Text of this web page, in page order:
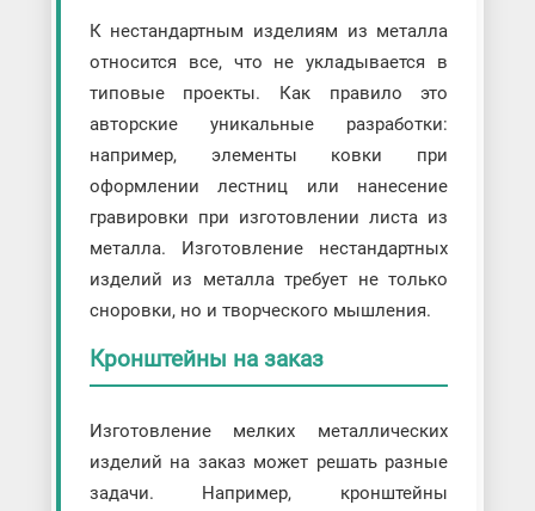
К нестандартным изделиям из металла
относится все, что не укладывается в
типовые проекты. Как правило это
авторские уникальные разработки:
например, элементы ковки при
оформлении лестниц или нанесение
гравировки при изготовлении листа из
металла. Изготовление нестандартных
изделий из металла требует не только
сноровки, но и творческого мышления.
Кронштейны на заказ
Изготовление мелких металлических
изделий на заказ может решать разные
задачи. Например, кронштейны